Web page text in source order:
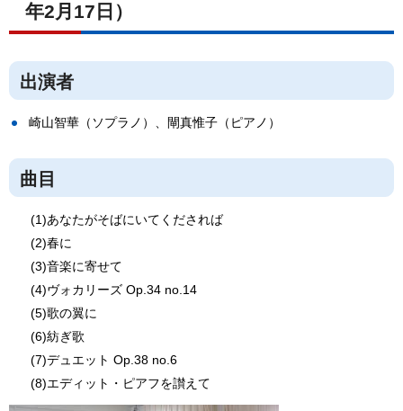
年2月17日）
出演者
崎山智華（ソプラノ）、閘真惟子（ピアノ）
曲目
(1)あなたがそばにいてくだされば
(2)春に
(3)音楽に寄せて
(4)ヴォカリーズ Op.34 no.14
(5)歌の翼に
(6)紡ぎ歌
(7)デュエット Op.38 no.6
(8)エディット・ピアフを讃えて